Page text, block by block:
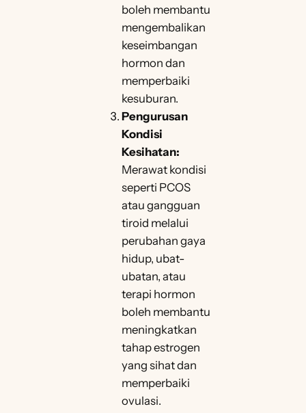
boleh membantu
mengembalikan
keseimbangan
hormon dan
memperbaiki
kesuburan.
Pengurusan
Kondisi
Kesihatan:
Merawat kondisi
seperti PCOS
atau gangguan
tiroid melalui
perubahan gaya
hidup, ubat-
ubatan, atau
terapi hormon
boleh membantu
meningkatkan
tahap estrogen
yang sihat dan
memperbaiki
ovulasi.